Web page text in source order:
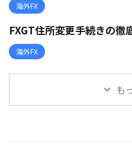
海外FX
FXGT住所変更手続きの徹
海外FX
も